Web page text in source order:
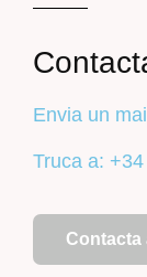
Envia un
Truca a:
Contacta